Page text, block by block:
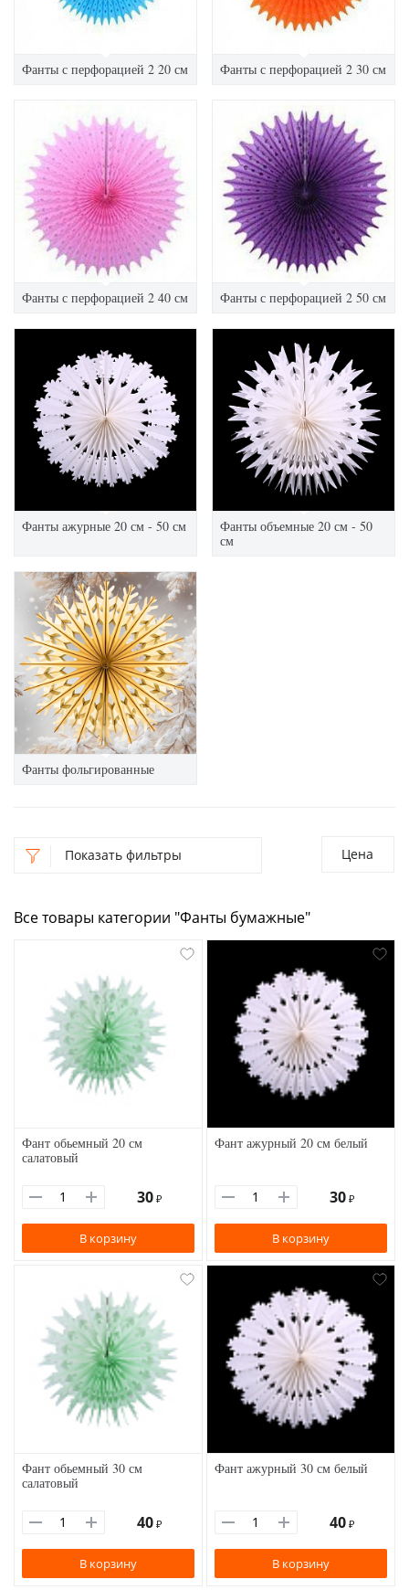
Фанты с перфорацией 2 20 см Фанты с перфорацией 2 30 см
Фанты с перфорацией 2 40 см Фанты с перфорацией 2 50 см
Фанты ажурные 20 см - 50 см
Фанты объемные 20 см - 50
см
Фанты фольгированные
Показать фильтры
Все товары категории "Фанты бумажные"
Цена
Фант обьемный 20 см
салатовый
30 ₽
В корзину
Фант ажурный 20 см белый
30 ₽
В корзину
Фант обьемный 30 см
салатовый
40 ₽
В корзину
Фант ажурный 30 см белый
40 ₽
В корзину